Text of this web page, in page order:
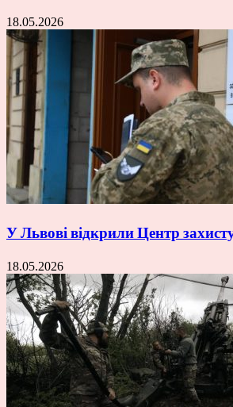
18.05.2026
У Львові відкрили Центр
18.05.2026